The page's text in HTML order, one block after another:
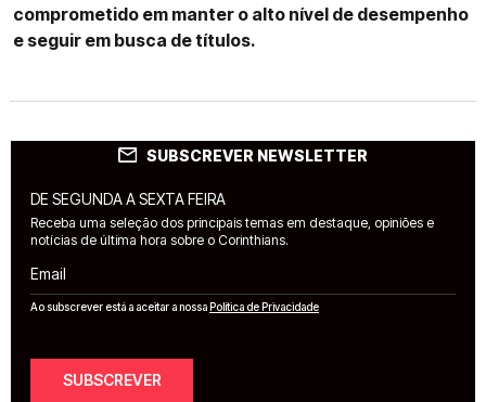
comprometido em manter o alto nível de desempenho
e seguir em busca de títulos.
SUBSCREVER NEWSLETTER
DE SEGUNDA A SEXTA FEIRA
Receba uma seleção dos principais temas em destaque, opiniões e
notícias de última hora sobre o Corinthians.
Email
Ao subscrever está a aceitar a nossaPolítica de Privacidade
SUBSCREVER